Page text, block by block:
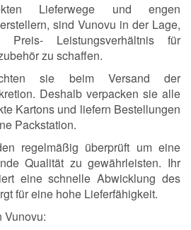
Lieferwege und engen
sind Vunovu in der Lage,
Leistungsverhältnis für
zu schaffen.
sie beim Versand der
Deshalb verpacken sie alle
Kartons und liefern Bestellungen
Packstation.
regelmäßig überprüft um eine
Qualität zu gewährleisten. Ihr
eine schnelle Abwicklung des
für eine hohe Lieferfähigkeit.
Vunovu: